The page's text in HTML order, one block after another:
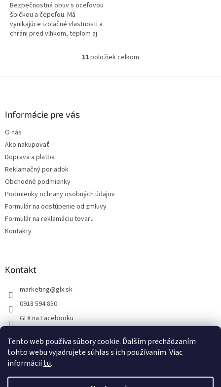
Tento web používa súbory cookie. Ďalším prechádzaním
tohto webu vyjadrujete súhlas s ich používaním. Viac
informáciítu.
Bezpečnostná obuv s oceľovou
špičkou a čepeľou. Má
vynikajúce izolačné vlastnosti a
chráni pred vlhkom, teplom aj
O
l
v
11položiek celkom
Informácie pre vás
O nás
Ako nakupovať
Doprava a platba
Reklamačný poriadok
Obchodné podmienky
Podmienky ochrany osobných údajov
Formulár na odstúpenie od zmluvy
Formulár na reklamáciu tovaru
Kontakty
Kontakt
marketing@glx.sk
0918 594 850
GLX na Facebooku